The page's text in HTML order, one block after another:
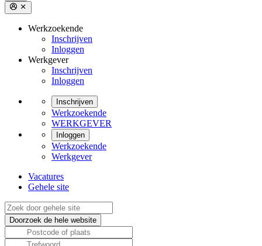
Werkzoekende
Inschrijven
Inloggen
Werkgever
Inschrijven
Inloggen
Inschrijven
Werkzoekende
WERKGEVER
Inloggen
Werkzoekende
Werkgever
Vacatures
Gehele site